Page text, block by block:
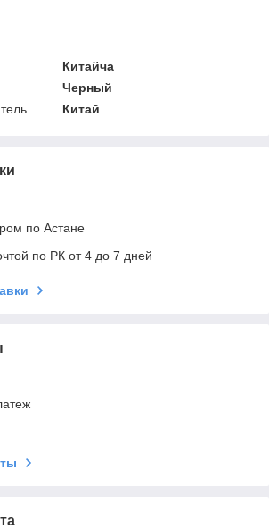
Китайча
Черный
Китай
по Астане
по РК от 4 до 7 дней